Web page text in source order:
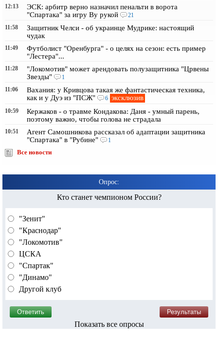
12:13
ЭСК: арбитр верно назначил пенальти в ворота
"Спартака" за игру Ву рукой
21
11:58
Защитник Челси - об украинце Мудрике: настоящий
чудак
11:49
Футболист "Оренбурга" - о целях на сезон: есть пример
"Лестера"...
11:28
"Локомотив" может арендовать полузащитника "Црвены
Звезды"
1
11:06
Вахания: у Кривцова такая же фантастическая техника,
как и у Дуэ из "ПСЖ"
6 эксклюзив
10:59
Кержаков - о травме Кондакова: Даня - умный парень,
поэтому важно, чтобы голова не страдала
10:51
Агент Самошникова рассказал об адаптации защитника
"Спартака" в "Рубине"
1
Все новости
Опрос:
Кто станет чемпионом России?
"Зенит"
"Краснодар"
"Локомотив"
ЦСКА
"Спартак"
"Динамо"
Другой клуб
Показать все опросы